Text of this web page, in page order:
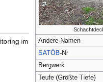
Andere Namen
SATÖB-Nr
Bergwerk
Teufe (Größte Tiefe)
im